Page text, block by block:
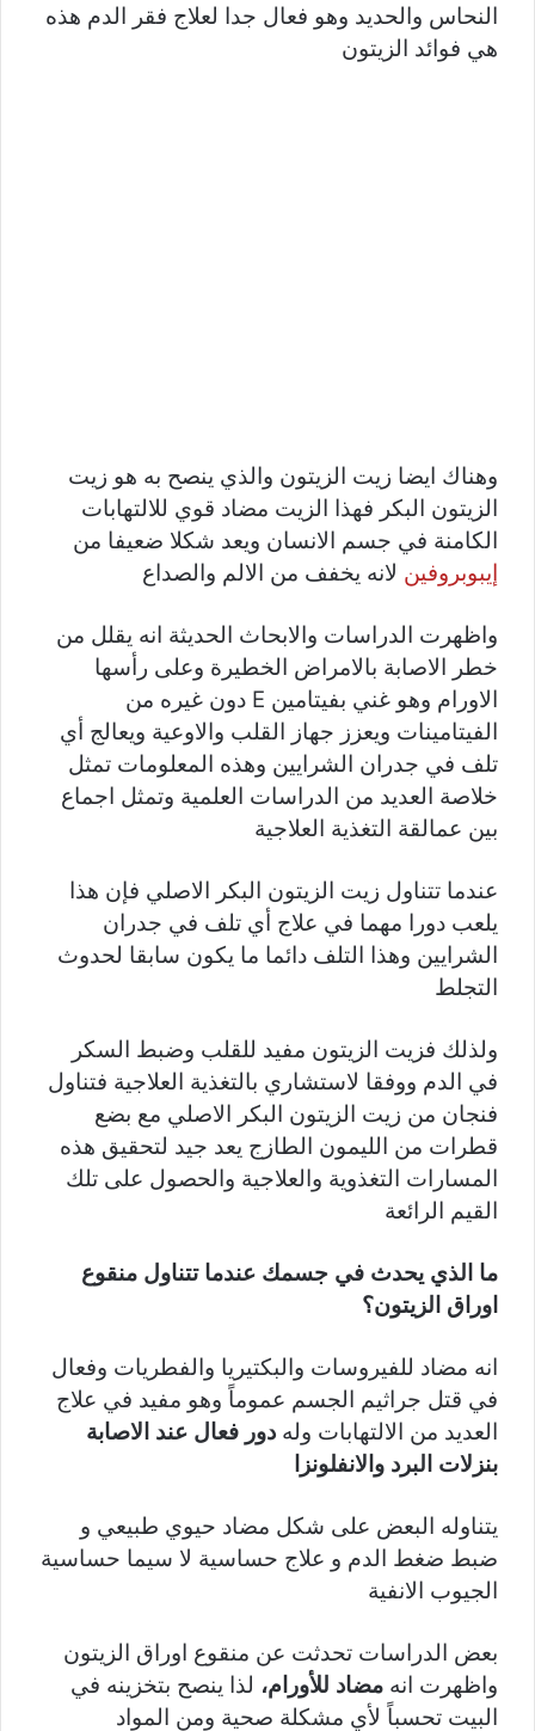
النحاس والحديد وهو فعال جدا لعلاج فقر الدم هذه
هي فوائد الزيتون
وهناك ايضا زيت الزيتون والذي ينصح به هو زيت
الزيتون البكر فهذا الزيت مضاد قوي للالتهابات
الكامنة في جسم الانسان ويعد شكلا ضعيفا من
إيبوبروفين لانه يخفف من الالم والصداع
واظهرت الدراسات والابحاث الحديثة انه يقلل من
خطر الاصابة بالامراض الخطيرة وعلى رأسها
الاورام وهو غني بفيتامين E دون غيره من
الفيتامينات ويعزز جهاز القلب والاوعية ويعالج أي
تلف في جدران الشرايين وهذه المعلومات تمثل
خلاصة العديد من الدراسات العلمية وتمثل اجماع
بين عمالقة التغذية العلاجية
عندما تتناول زيت الزيتون البكر الاصلي فإن هذا
يلعب دورا مهما في علاج أي تلف في جدران
الشرايين وهذا التلف دائما ما يكون سابقا لحدوث
التجلط
ولذلك فزيت الزيتون مفيد للقلب وضبط السكر
في الدم ووفقا لاستشاري بالتغذية العلاجية فتناول
فنجان من زيت الزيتون البكر الاصلي مع بضع
قطرات من الليمون الطازج يعد جيد لتحقيق هذه
المسارات التغذوية والعلاجية والحصول على تلك
القيم الرائعة
ما الذي يحدث في جسمك عندما تتناول منقوع
اوراق الزيتون؟
انه مضاد للفيروسات والبكتيريا والفطريات وفعال
في قتل جراثيم الجسم عموماً وهو مفيد في علاج
العديد من الالتهابات وله دور فعال عند الاصابة
بنزلات البرد والانفلونزا
يتناوله البعض على شكل مضاد حيوي طبيعي و
ضبط ضغط الدم و علاج حساسية لا سيما حساسية
الجيوب الانفية
بعض الدراسات تحدثت عن منقوع اوراق الزيتون
واظهرت انه مضاد للأورام، لذا ينصح بتخزينه في
البيت تحسباً لأي مشكلة صحية ومن المواد